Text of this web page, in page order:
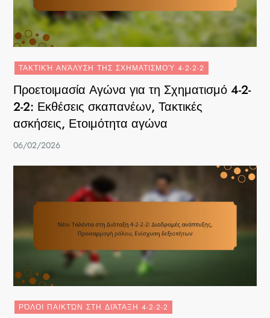
ΤΑΚΤΙΚΉ ΑΝΆΛΥΣΗ ΤΗΣ ΣΧΗΜΑΤΙΣΜΟΎ 4-2-2-2
Προετοιμασία Αγώνα για τη Σχηματισμό 4-2-
2-2: Εκθέσεις σκαπανέων, Τακτικές
ασκήσεις, Ετοιμότητα αγώνα
06/02/2026
ΡΌΛΟΙ ΠΑΙΚΤΏΝ ΣΤΗ ΔΙΆΤΑΞΗ 4-2-2-2